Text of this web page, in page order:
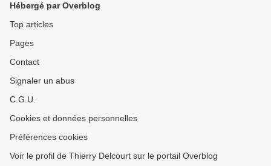
Hébergé par Overblog
Top articles
Pages
Contact
Signaler un abus
C.G.U.
Cookies et données personnelles
Préférences cookies
Voir le profil de Thierry Delcourt sur le portail Overblog